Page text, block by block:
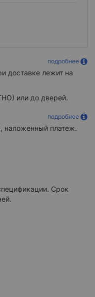
+ 1 762 грн
подробнее
доставке лежит на
или до дверей.
подробнее
наложенный платеж.
Срок